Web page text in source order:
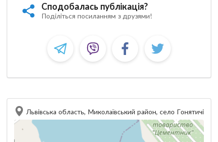
Сподобалась публікація?
Поділіться посиланням з друзями!
Львівська область, Миколаївський район, село Гонятичі